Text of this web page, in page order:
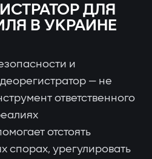
ДЛЯ
В УКРАИНЕ
и
— не
ответственного
отстоять
спорах, урегулировать